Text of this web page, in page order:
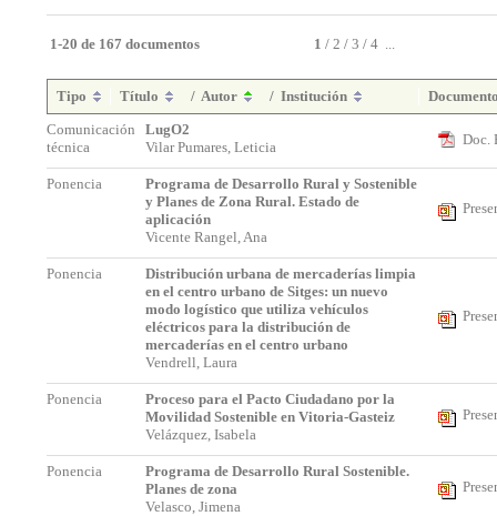
1-20 de 167 documentos 1 / 2 / 3 / 4 ...
Tipo Título / Autor / Institución
Comunicación
técnica
LugO2
Vilar Pumares, Leticia
Doc.
Ponencia
Programa de Desarrollo Rural y Sostenible
y Planes de Zona Rural. Estado de
aplicación
Vicente Rangel, Ana
Ponencia
Distribución urbana de mercaderías limpia
en el centro urbano de Sitges: un nuevo
modo logístico que utiliza vehículos
eléctricos para la distribución de
mercaderías en el centro urbano
Vendrell, Laura
Ponencia
Proceso para el Pacto Ciudadano por la
Movilidad Sostenible en Vitoria-Gasteiz
Velázquez, Isabela
Ponencia
Programa de Desarrollo Rural Sostenible.
Planes de zona
Velasco, Jimena